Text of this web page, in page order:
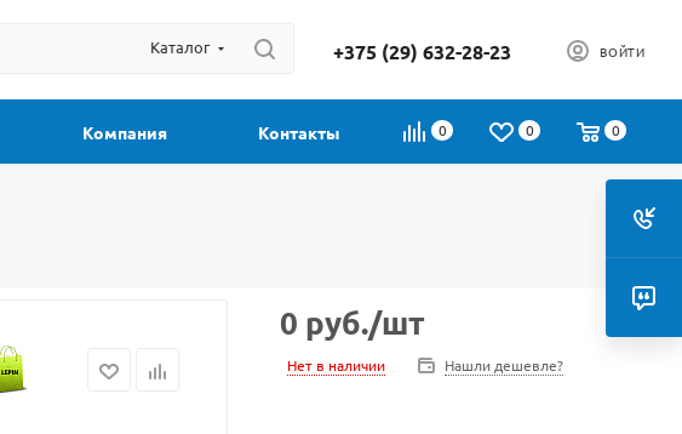
Каталог +375 (29) 632-28-23 ВОЙТИ
0 0 0
Компания Контакты
0 руб./шт
Нет в наличии Нашли дешевле?